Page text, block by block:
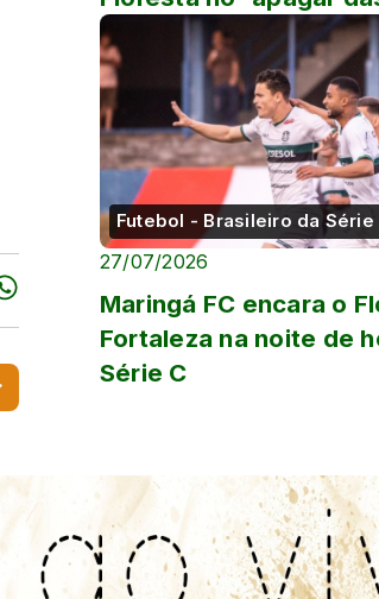
Futebol - Brasileiro da Série
27/07/2026
Maringá FC encara o
Fortaleza na noite de
Série C